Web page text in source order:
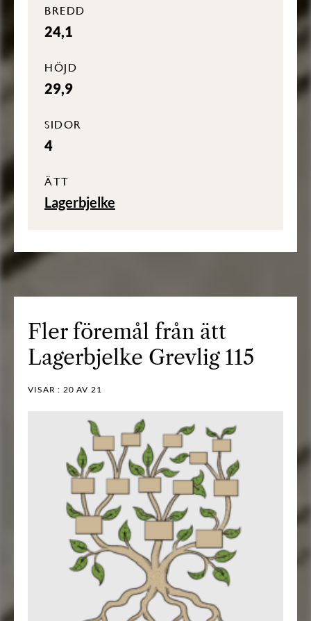
BREDD
24,1
HÖJD
29,9
SIDOR
4
ÄTT
Lagerbjelke
Fler föremål från ätt
Lagerbjelke Grevlig 115
VISAR : 20 AV 21